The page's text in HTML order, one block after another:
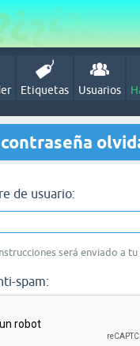
Etiquetas Usuarios
de usuario:
será enviado a
spam: